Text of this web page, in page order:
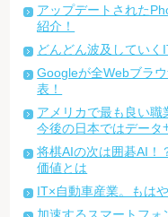
アップデートされた
紹介！
どんどん波及してい
Googleが全Webブラ
表！
アメリカで最も良い職
今後の日本ではデータ
将棋AIの次は囲碁AI！
価値とは
IT×自動車産業。もは